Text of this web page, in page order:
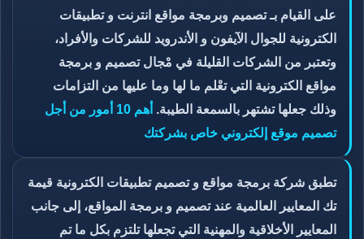
على القيام بـ تصميم وبرمجة مواقع انترنت و تطبيقات
الكترونية للجوال الآيفون و الأندرويد للشركات والأفراد،
وتعتبر من الشركات القليلة في مْجال تصميم و برمجة
مواقع الكترونية التي تعْلم ما لها وما عليها من التزامات
وذلك جعلها تشتهر بالسمعة الطيبة.
أهم 10 أمور من أجل
تصميم موقع إلكتروني خاص بشركتك
تطبق شركة برمجة مواقع و تصميم تطبيقات الكترونية قيمة
تك المعايير العالمية عند تصميم و برمجة المواقع، إلى جانب
المعايير الأخلاقية والمهنية التي تجعلها تلتزم بكل ما تم